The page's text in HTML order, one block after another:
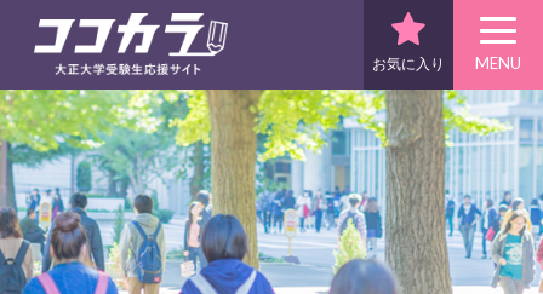
お気に入り MENU